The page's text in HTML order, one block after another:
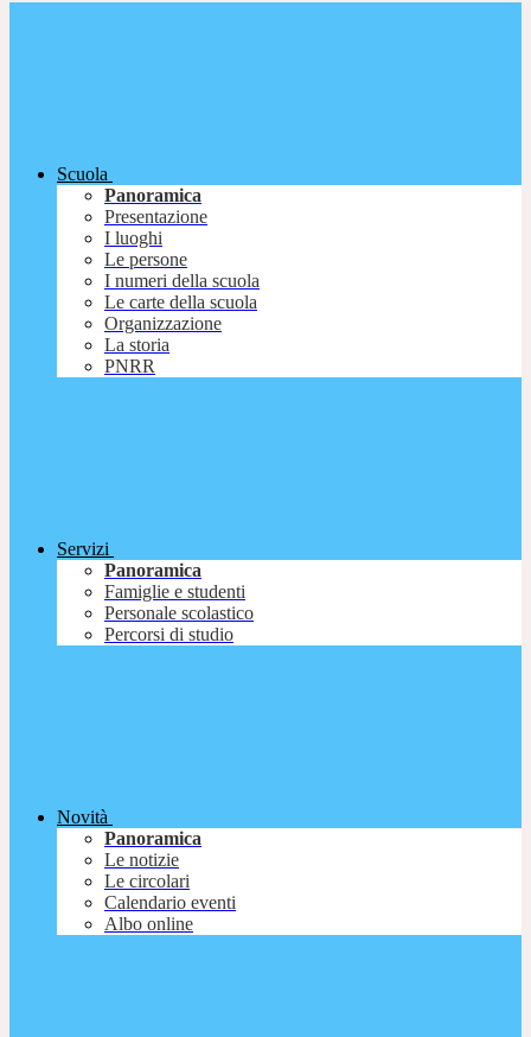
Scuola
Panoramica
Presentazione
I luoghi
Le persone
I numeri della scuola
Le carte della scuola
Organizzazione
La storia
PNRR
Servizi
Panoramica
Famiglie e studenti
Personale scolastico
Percorsi di studio
Novità
Panoramica
Le notizie
Le circolari
Calendario eventi
Albo online